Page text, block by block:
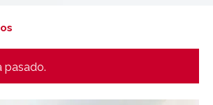
pasado.